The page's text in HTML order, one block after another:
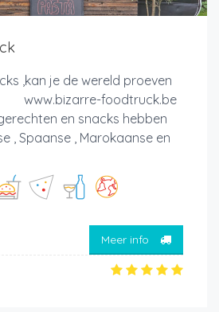
,kan je de wereld proeven
foodtruck.be
en snacks hebben
, Spaanse , Marokaanse en
Meer info